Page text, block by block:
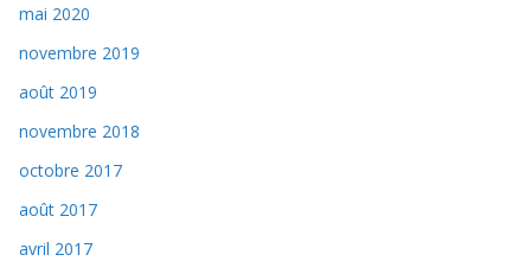
mai 2020
novembre 2019
août 2019
novembre 2018
octobre 2017
août 2017
avril 2017